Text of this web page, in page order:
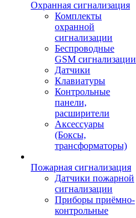
Охранная сигнализация
Комплекты
охранной
сигнализации
Беспроводные
GSM сигнализации
Датчики
Клавиатуры
Контрольные
панели,
расширители
Аксессуары
(Боксы,
трансформаторы)
Пожарная сигнализация
Датчики пожарной
сигнализации
Приборы приёмно-
контрольные